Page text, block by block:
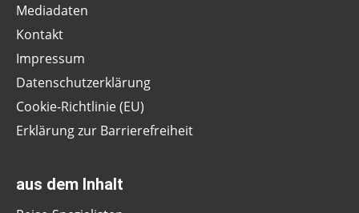
Mediadaten
Kontakt
Impressum
Datenschutzerklärung
Cookie-Richtlinie (EU)
Erklärung zur Barrierefreiheit
aus dem Inhalt